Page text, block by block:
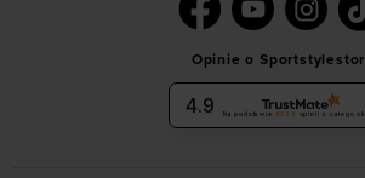
Opinie o
4.9 Na podstawie 6036 opinii z całego